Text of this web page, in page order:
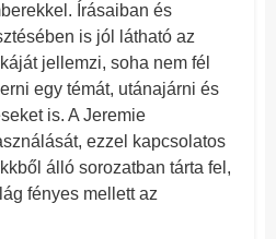
Írásaiban és
is jól látható az
jellemzi, soha nem fél
egy témát, utánajárni és
is. A Jeremie
ezzel kapcsolatos
álló sorozatban tárta fel,
fényes mellett az